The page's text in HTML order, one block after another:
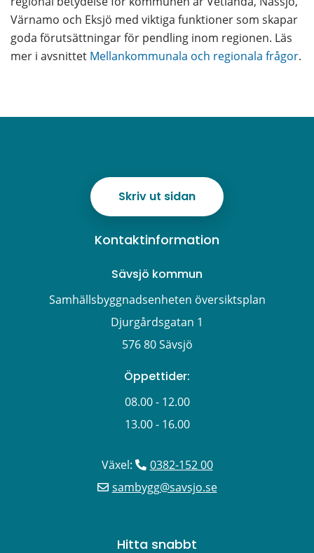
Värnamo och Eksjö med viktiga funktioner som skapar
goda förutsättningar för pendling inom regionen. Läs
mer i avsnittet Mellankommunala och regionala frågor.
Skriv ut sidan
Kontaktinformation
Sävsjö kommun
Samhällsbyggnadsenheten översiktsplan
Djurgårdsgatan 1
576 80 Sävsjö
Öppettider:
08.00 - 12.00
13.00 - 16.00
Växel:
0382-152 00
sambygg@savsjo.se
Hitta snabbt